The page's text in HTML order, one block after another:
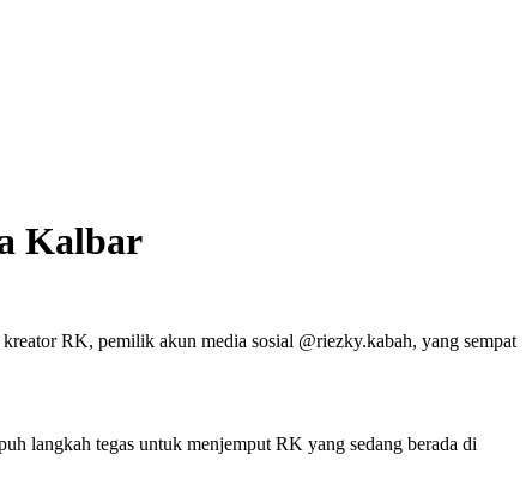
Kalbar
RK, pemilik akun media sosial @riezky.kabah, yang sempat
langkah tegas untuk menjemput RK yang sedang berada di